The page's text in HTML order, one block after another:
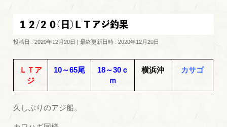
１２/２０(日)ＬＴアジ釣果
投稿日 : 2020年12月20日 最終更新日時 : 2020年12月20日
ＬＴア
ジ
10～65尾
18～30ｃ
ｍ
横浜沖 カサゴ
久しぶりのアジ船。